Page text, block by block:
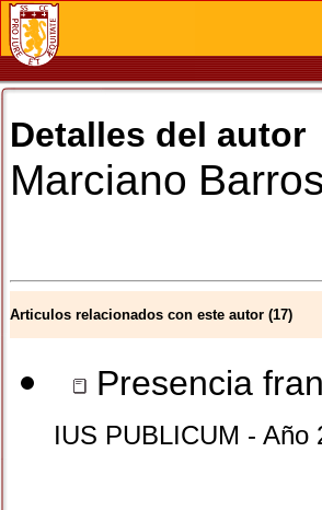
Detalles del autor
Marciano
Articulos relacionados con este autor (17)
Presencia
IUS PUBLICUM - Año